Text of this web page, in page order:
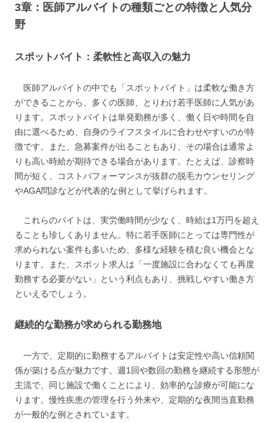
3章：医師アルバイトの種類ごとの特徴と人気分
野
スポットバイト：柔軟性と高収入の魅力
医師アルバイトの中でも「スポットバイト」は柔軟な働き方
ができることから、多くの医師、とりわけ若手医師に人気があ
ります。スポットバイトは単発勤務が多く、働く日や時間を自
由に選べるため、自身のライフスタイルに合わせやすいのが特
徴です。また、急募案件が出ることもあり、その場合は通常よ
りも高い時給が期待できる場合があります。たとえば、診察時
間が短く、コストパフォーマンスが抜群の脱毛カウンセリング
やAGA問診などが代表的な例として挙げられます。
これらのバイトは、実労働時間が少なく、時給は1万円を超え
ることも珍しくありません。特に若手医師にとっては専門性が
求められない案件も多いため、多様な経験を積む良い機会とな
ります。また、スポット求人は「一度施設に合わなくても再度
勤務する必要がない」という利点もあり、挑戦しやすい働き方
といえるでしょう。
継続的な勤務が求められる勤務地
一方で、定期的に勤務するアルバイトは安定性や高い信頼関
係が築ける点が魅力です。週1回や数回の勤務を継続する形態が
主流で、同じ施設で働くことにより、効率的な診療が可能にな
ります。慢性疾患の管理を行う外来や、定期的な夜間当直勤務
が一般的な例とされています。